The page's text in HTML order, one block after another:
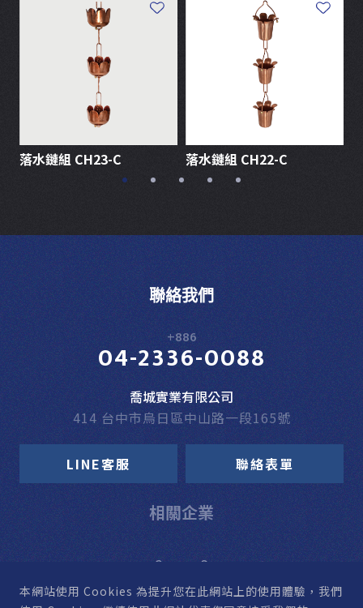
本網站使用 Cookies 為提升您在此網站上的使用體驗，我們
落水鏈組 CH23-C 落水鏈組 CH22-C
相關企業
聯絡我們
+886
04-2336-0088
喬城實業有限公司
414 台中市烏日區中山路一段165號
LINE客服 聯絡表單